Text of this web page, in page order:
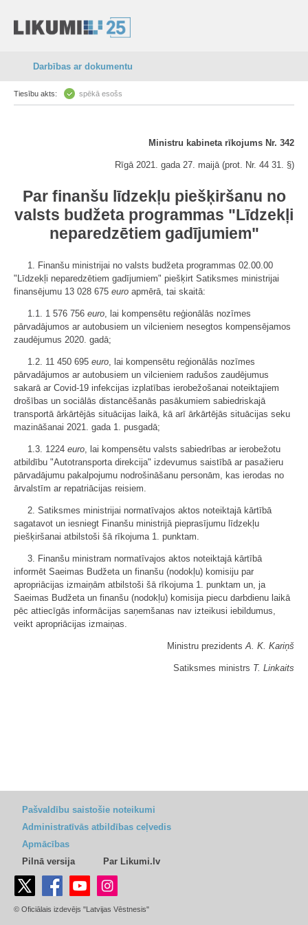
Darbības ar dokumentu
Tiesību akts: spēkā esošs
Ministru kabineta rīkojums Nr. 342
Rīgā 2021. gada 27. maijā (prot. Nr. 44 31. §)
Par finanšu līdzekļu piešķiršanu no
valsts budžeta programmas "Līdzekļi
neparedzētiem gadījumiem"
1. Finanšu ministrijai no valsts budžeta programmas 02.00.00
"Līdzekļi neparedzētiem gadījumiem" piešķirt Satiksmes ministrijai
finansējumu 13 028 675 euro apmērā, tai skaitā:
1.1. 1 576 756 euro, lai kompensētu reģionālās nozīmes
pārvadājumos ar autobusiem un vilcieniem nesegtos kompensējamos
zaudējumus 2020. gadā;
1.2. 11 450 695 euro, lai kompensētu reģionālās nozīmes
pārvadājumos ar autobusiem un vilcieniem radušos zaudējumus
sakarā ar Covid-19 infekcijas izplatības ierobežošanai noteiktajiem
drošības un sociālās distancēšanās pasākumiem sabiedriskajā
transportā ārkārtējās situācijas laikā, kā arī ārkārtējās situācijas seku
mazināšanai 2021. gada 1. pusgadā;
1.3. 1224 euro, lai kompensētu valsts sabiedrības ar ierobežotu
atbildību "Autotransporta direkcija" izdevumus saistībā ar pasažieru
pārvadājumu pakalpojumu nodrošināšanu personām, kas ierodas no
ārvalstīm ar repatriācijas reisiem.
2. Satiksmes ministrijai normatīvajos aktos noteiktajā kārtībā
sagatavot un iesniegt Finanšu ministrijā pieprasījumu līdzekļu
piešķiršanai atbilstoši šā rīkojuma 1. punktam.
3. Finanšu ministram normatīvajos aktos noteiktajā kārtībā
informēt Saeimas Budžeta un finanšu (nodokļu) komisiju par
apropriācijas izmaiņām atbilstoši šā rīkojuma 1. punktam un, ja
Saeimas Budžeta un finanšu (nodokļu) komisija piecu darbdienu laikā
pēc attiecīgās informācijas saņemšanas nav izteikusi iebildumus,
veikt apropriācijas izmaiņas.
Ministru prezidentsA. K. Kariņš
Satiksmes ministrs T. Linkaits
Pašvaldību saistošie noteikumi
Administratīvās atbildības ceļvedis
Apmācības
Pilnā versija
Par Likumi.lv
© Oficiālais izdevējs "Latvijas Vēstnesis"